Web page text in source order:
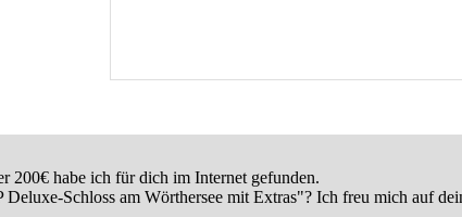
200€ habe ich für dich im Internet gefunden.
Schloss am Wörthersee mit Extras"? Ich freu mich auf